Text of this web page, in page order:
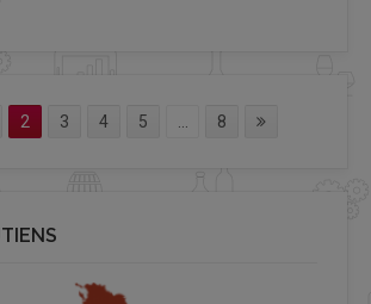
2 3 4 5 8